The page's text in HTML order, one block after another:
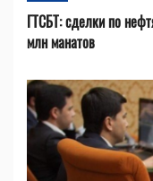
ГТСБТ: сделки по
млн манатов